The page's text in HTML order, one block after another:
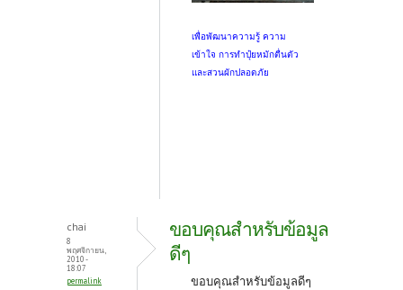
เพื่อพัฒนาความรู้ ความ
เข้าใจ การทำปุ๋ยหมักตื่นตัว
และสวนผักปลอดภัย
chai
8
พฤศจิกายน,
2010 -
18:07
permalink
ขอบคุณสำหรับข้อมูล
ดีๆ
ขอบคุณสำหรับข้อมูลดีๆ